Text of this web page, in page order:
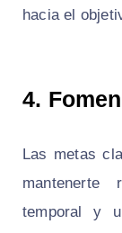
hacia el
4.
Las metas
mantenerte
temporal y